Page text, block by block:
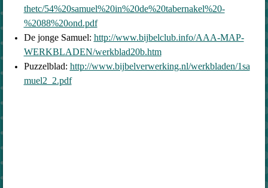
thetc/54%20samuel%20in%20de%20tabernakel%20-
%2088%20ond.pdf
De jonge Samuel: http://www.bijbelclub.info/AAA-MAP-
WERKBLADEN/werkblad20b.htm
Puzzelblad: http://www.bijbelverwerking.nl/werkbladen/1sa
muel2_2.pdf